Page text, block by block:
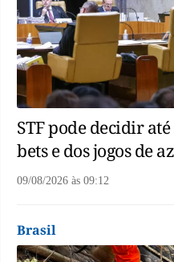
STF pode decidir
bets e dos jogos de
09/08/2026 às 09:12
Brasil